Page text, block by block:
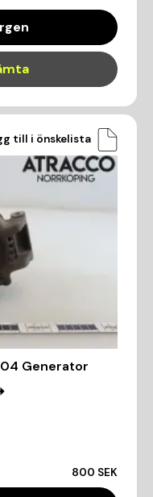
till i önskelista
04 Generator
800 SEK